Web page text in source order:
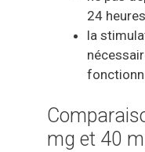
24
la
mg et 40